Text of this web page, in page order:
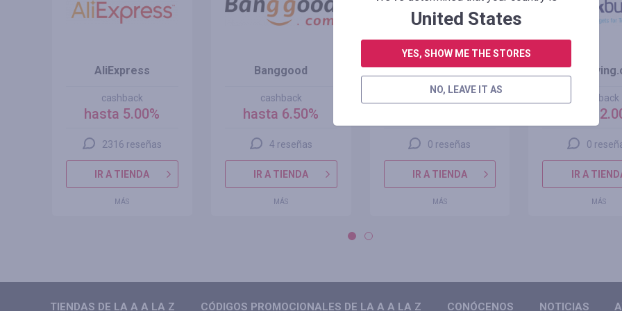
AliExpress
cashback
hasta 5.00%
2316 reseñas
IR A TIENDA
MÁS
Banggood
cashback
hasta 6.50%
4 reseñas
IR A TIENDA
MÁS
SUNSKY.com
cashback
0 reseñas
IR A TIENDA
MÁS
cashback
hasta
0
IR A
MÁS
TIENDAS DE LA A A LA Z CÓDIGOS PROMOCIONALES DE LA A A LA Z CONÓCENOS NOTICIAS
United States
YES, SHOW ME THE STORES
NO, LEAVE IT AS